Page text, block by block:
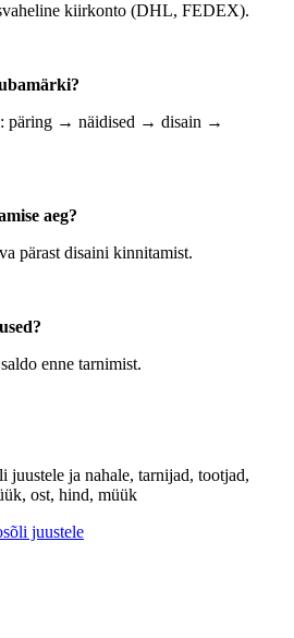
kiirkonto (DHL, FEDEX).
päring → näidised → disain →
aeg?
pärast disaini kinnitamist.
enne tarnimist.
juustele ja nahale, tarnijad, tootjad,
ost, hind, müük
juustele